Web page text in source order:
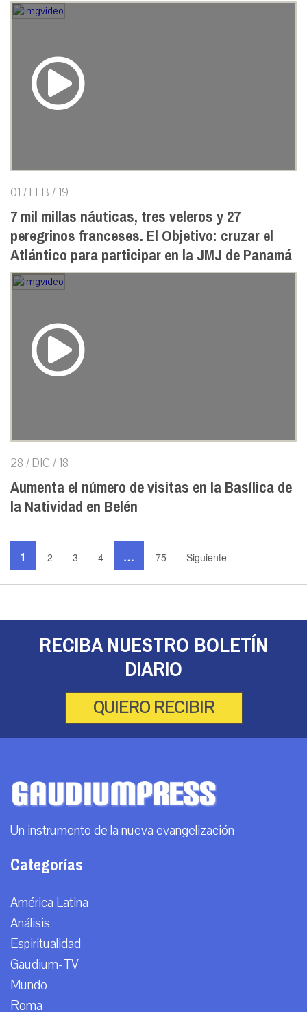
01 / FEB / 19
7 mil millas náuticas, tres veleros y 27
peregrinos franceses. El Objetivo: cruzar el
Atlántico para participar en la JMJ de Panamá
28 / DIC / 18
Aumenta el número de visitas en la Basílica de
la Natividad en Belén
1 2 3 4 … 75 Siguiente
RECIBA NUESTRO BOLETÍN
DIARIO
QUIERO RECIBIR
Un instrumento de la nueva evangelización
Categorías
América Latina
Análisis
Espiritualidad
Gaudium-TV
Mundo
Roma